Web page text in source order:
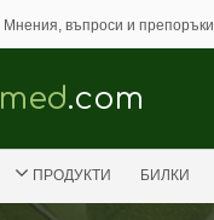
Мнения, въпроси и препоръки
med.com
ПРОДУКТИ БИЛКИ